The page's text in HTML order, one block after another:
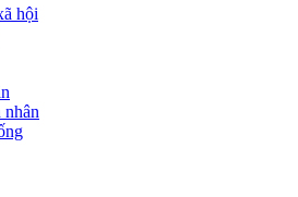
hội
nhân